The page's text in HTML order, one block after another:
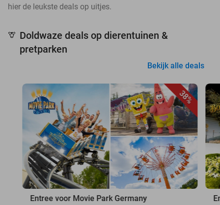
hier de leukste deals op uitjes.
🦒 Doldwaze deals op dierentuinen &
pretparken
Bekijk alle deals
38%
Entree voor Movie Park Germany